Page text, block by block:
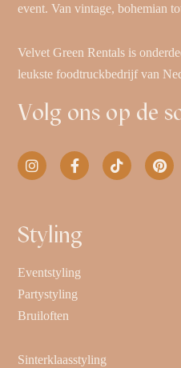
event. Van vintage, bohemian
Velvet Green Rentals is
leukste foodtruckbedrijf van
Volg ons op de
Styling
Eventstyling
Partystyling
Bruiloften
Sinterklaasstyling